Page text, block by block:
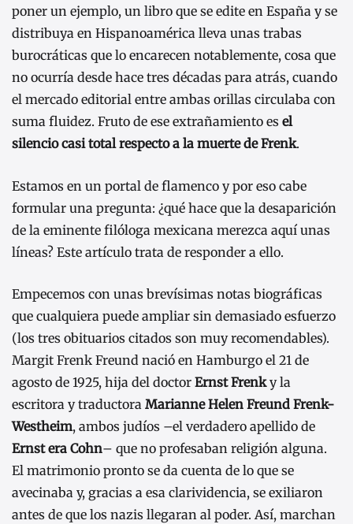
poner un ejemplo, un libro que se edite en España y se
distribuya en Hispanoamérica lleva unas trabas
burocráticas que lo encarecen notablemente, cosa que
no ocurría desde hace tres décadas para atrás, cuando
el mercado editorial entre ambas orillas circulaba con
suma fluidez. Fruto de ese extrañamiento es el
silencio casi total respecto a la muerte de Frenk.
Estamos en un portal de flamenco y por eso cabe
formular una pregunta: ¿qué hace que la desaparición
de la eminente filóloga mexicana merezca aquí unas
líneas? Este artículo trata de responder a ello.
Empecemos con unas brevísimas notas biográficas
que cualquiera puede ampliar sin demasiado esfuerzo
(los tres obituarios citados son muy recomendables).
Margit Frenk Freund nació en Hamburgo el 21 de
agosto de 1925, hija del doctor Ernst Frenky la
escritora y traductora Marianne Helen Freund Frenk-
Westheim, ambos judíos –el verdadero apellido de
Ernst era Cohn– que no profesaban religión alguna.
El matrimonio pronto se da cuenta de lo que se
avecinaba y, gracias a esa clarividencia, se exiliaron
antes de que los nazis llegaran al poder. Así, marchan